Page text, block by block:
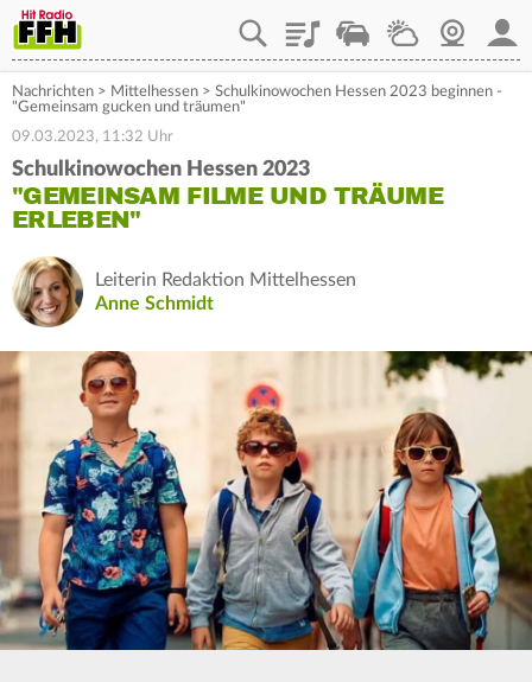
PlaylistStaupilotWetterWebcam
Nachrichten > Mittelhessen > Schulkinowochen Hessen 2023 beginnen -
"Gemeinsam gucken und träumen"
09.03.2023, 11:32 Uhr
Schulkinowochen Hessen 2023
"GEMEINSAM FILME UND TRÄUME
ERLEBEN"
Leiterin Redaktion Mittelhessen
Anne Schmidt